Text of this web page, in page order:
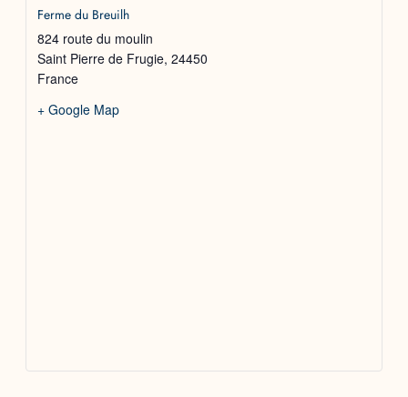
Ferme du Breuilh
824 route du moulin
Saint Pierre de Frugie, 24450
France
+ Google Map